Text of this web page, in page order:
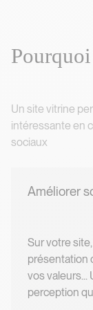
Pourquoi
Un site vitrine
intéressante en
sociaux
Améliorer
Sur votre
présentation
vos valeurs...
perception